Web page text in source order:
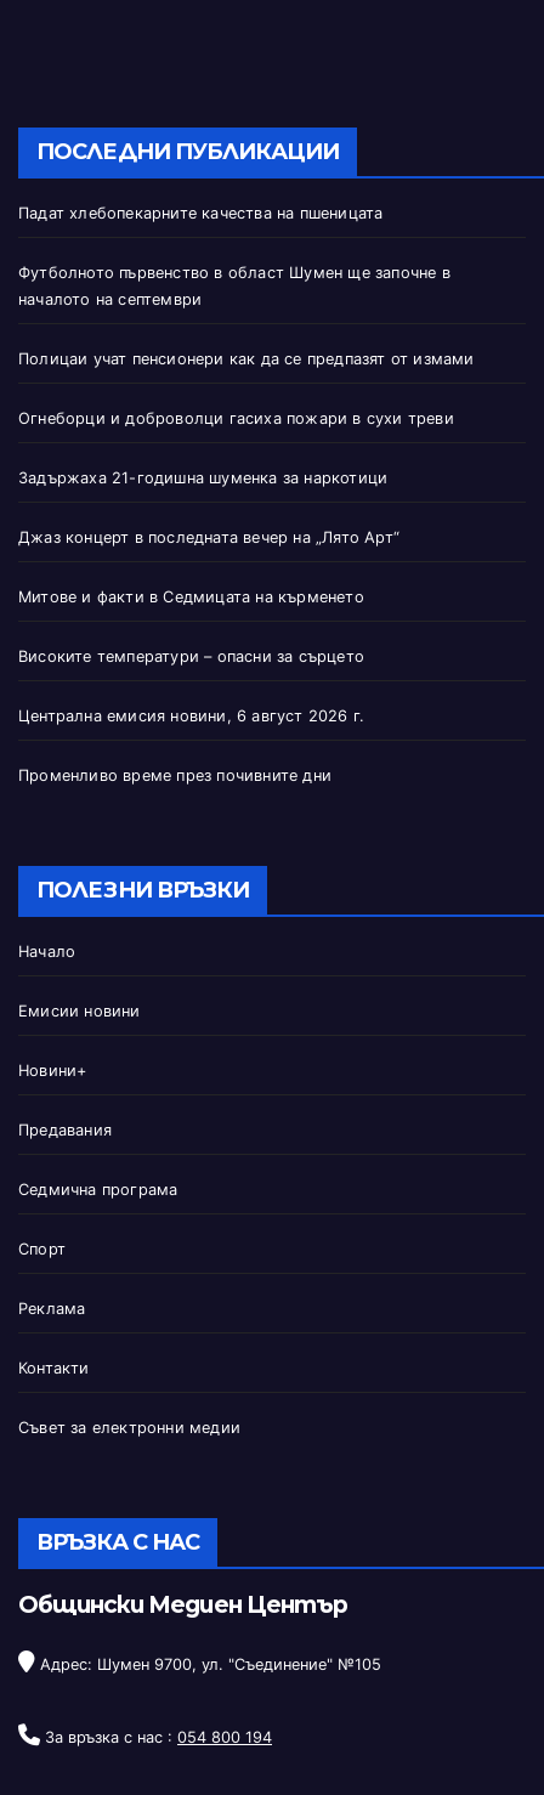
ПОСЛЕДНИ ПУБЛИКАЦИИ
Падат хлебопекарните качества на пшеницата
Футболното първенство в област Шумен ще започне в
началото на септември
Полицаи учат пенсионери как да се предпазят от измами
Огнеборци и доброволци гасиха пожари в сухи треви
Задържаха 21-годишна шуменка за наркотици
Джаз концерт в последната вечер на „Лято Арт“
Митове и факти в Седмицата на кърменето
Високите температури – опасни за сърцето
Централна емисия новини, 6 август 2026 г.
Променливо време през почивните дни
ПОЛЕЗНИ ВРЪЗКИ
Начало
Емисии новини
Новини+
Предавания
Седмична програма
Спорт
Реклама
Контакти
Съвет за електронни медии
ВРЪЗКА С НАС
Общински Медиен Център
Адрес: Шумен 9700, ул. "Съединение" №105
За връзка с нас : 054 800 194